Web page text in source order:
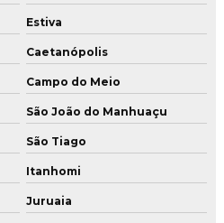
Estiva
Caetanópolis
Campo do Meio
São João do Manhuaçu
São Tiago
Itanhomi
Juruaia